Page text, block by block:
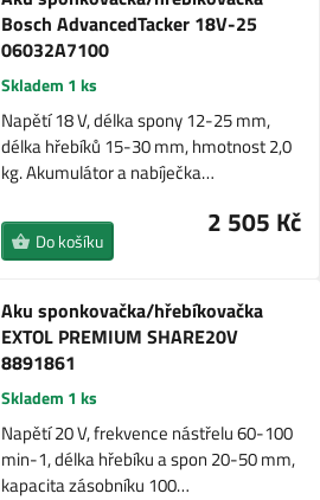
Bosch AdvancedTacker 18V-25
06032A7100
Skladem 1 ks
Napětí 18 V, délka spony 12-25 mm,
délka hřebíků 15-30 mm, hmotnost 2,0
kg. Akumulátor a nabíječka…
2 505 Kč
Do košíku
Aku sponkovačka/hřebíkovačka
EXTOL PREMIUM SHARE20V
8891861
Skladem 1 ks
Napětí 20 V, frekvence nástřelu 60-100
min-1, délka hřebíku a spon 20-50 mm,
kapacita zásobníku 100…